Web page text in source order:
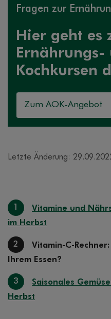
Fragen zur
Hier geht es
Ernährungs-
Kochkursen
Zum AOK-Angebot
Letzte Änderung:
1
Vitamine und
im Herbst
2
Vitamin-C-
Ihrem Essen?
3
Saisonales
Herbst